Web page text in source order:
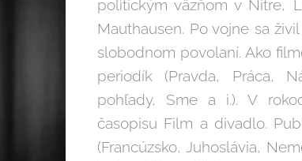
politickým väzňom v Nitre,
Mauthausen. Po vojne sa
slobodnom povolaní. Ako
periodík (Pravda, Práca,
pohľady, Sme a i.). V
časopisu Film a divadlo.
(Francúzsko, Juhoslávia,